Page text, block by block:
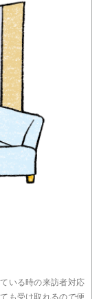
いる時の来訪者対応